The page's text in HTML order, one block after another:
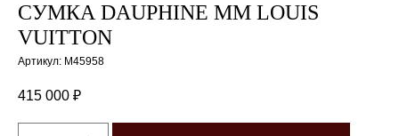
СУМКА DAUPHINE MM LOUIS
VUITTON
Артикул: M45958
415 000 ₽